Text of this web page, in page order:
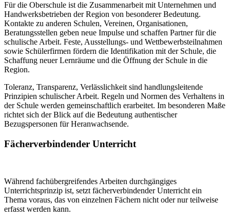
Für die Oberschule ist die Zusammenarbeit mit Unternehmen und
Handwerksbetrieben der Region von besonderer Bedeutung.
Kontakte zu anderen Schulen, Vereinen, Organisationen,
Beratungsstellen geben neue Impulse und schaffen Partner für die
schulische Arbeit. Feste, Ausstellungs- und Wettbewerbsteilnahmen
sowie Schülerfirmen fördern die Identifikation mit der Schule, die
Schaffung neuer Lernräume und die Öffnung der Schule in die
Region.
Toleranz, Transparenz, Verlässlichkeit sind handlungsleitende
Prinzipien schulischer Arbeit. Regeln und Normen des Verhaltens in
der Schule werden gemeinschaftlich erarbeitet. Im besonderen Maße
richtet sich der Blick auf die Bedeutung authentischer
Bezugspersonen für Heranwachsende.
Fächerverbindender Unterricht
Während fachübergreifendes Arbeiten durchgängiges
Unterrichtsprinzip ist, setzt fächerverbindender Unterricht ein
Thema voraus, das von einzelnen Fächern nicht oder nur teilweise
erfasst werden kann.